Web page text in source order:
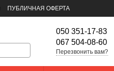
ПУБЛИЧНАЯ ОФЕРТА
050 351-17-83
067 504-08-60
Перезвонить вам?